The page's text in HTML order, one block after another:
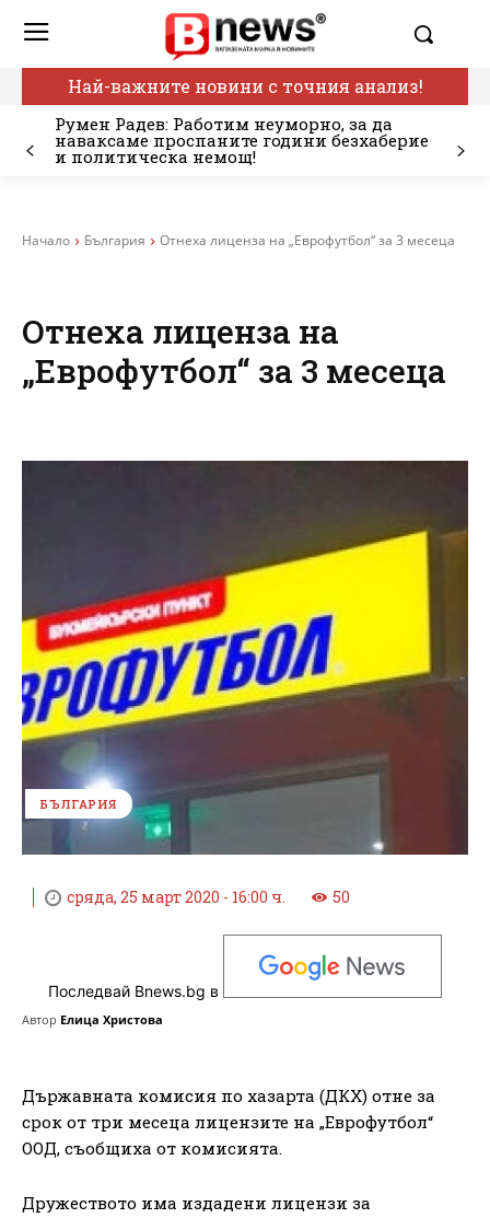
Най-важните новини с точния анализ!
Румен Радев: Работим неуморно, за да
наваксаме проспаните години безхаберие
и политическа немощ!
Начало България Отнеха лиценза на „Еврофутбол“ за 3 месеца
Отнеха лиценза на
„Еврофутбол“ за 3 месеца
БЪЛГАРИЯ
сряда, 25 март 2020 - 16:00 ч. 50
Последвай Bnews.bg в
Автор Елица Христова
Държавната комисия по хазарта (ДКХ) отне за
срок от три месеца лицензите на „Еврофутбол“
ООД, съобщиха от комисията.
Дружеството има издадени лицензи за